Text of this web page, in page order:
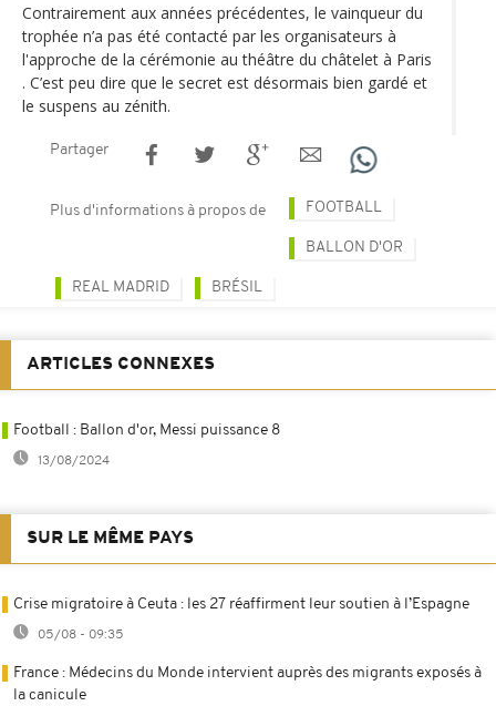
Contrairement aux années précédentes, le vainqueur du
trophée n’a pas été contacté par les organisateurs à
l'approche de la cérémonie au théâtre du châtelet à Paris
. C’est peu dire que le secret est désormais bien gardé et
le suspens au zénith.
Partager
Plus d'informations à propos de FOOTBALL
BALLON D'OR
REAL MADRID BRÉSIL
ARTICLES CONNEXES
Football : Ballon d'or, Messi puissance 8
13/08/2024
SUR LE MÊME PAYS
Crise migratoire à Ceuta : les 27 réaffirment leur soutien à l’Espagne
05/08 - 09:35
France : Médecins du Monde intervient auprès des migrants exposés à
la canicule